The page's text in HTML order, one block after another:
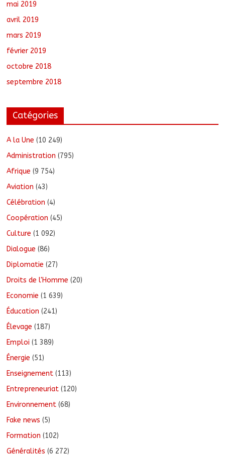
mai 2019
avril 2019
mars 2019
février 2019
octobre 2018
septembre 2018
Catégories
A la Une (10 249)
Administration (795)
Afrique (9 754)
Aviation (43)
Célébration (4)
Coopération (45)
Culture (1 092)
Dialogue (86)
Diplomatie (27)
Droits de l'Homme (20)
Economie (1 639)
Éducation (241)
Élevage (187)
Emploi (1 389)
Énergie (51)
Enseignement (113)
Entrepreneuriat (120)
Environnement (68)
Fake news (5)
Formation (102)
Généralités (6 272)